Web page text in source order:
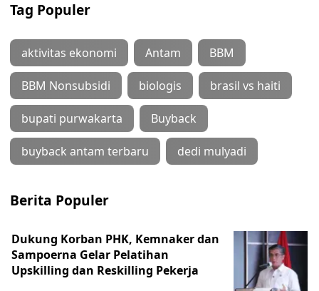
Tag Populer
aktivitas ekonomi Antam BBM
BBM Nonsubsidi biologis brasil vs haiti
bupati purwakarta Buyback
buyback antam terbaru dedi mulyadi
Berita Populer
Dukung Korban PHK, Kemnaker dan
Sampoerna Gelar Pelatihan
Upskilling dan Reskilling Pekerja